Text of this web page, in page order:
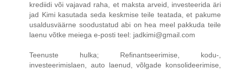
krediidi või vajavad raha, et maksta arveid, investeerida äri
jad Kimi kasutada seda keskmise teile teatada, et pakume
usaldusväärne soodustatud abi on hea meel pakkuda teile
laenu võtke meiega e-posti teel: jadkimi@gmail.com
Teenuste hulka; Refinantseerimise, kodu-,
investeerimislaen, auto laenud, võlgade konsolideerimise,